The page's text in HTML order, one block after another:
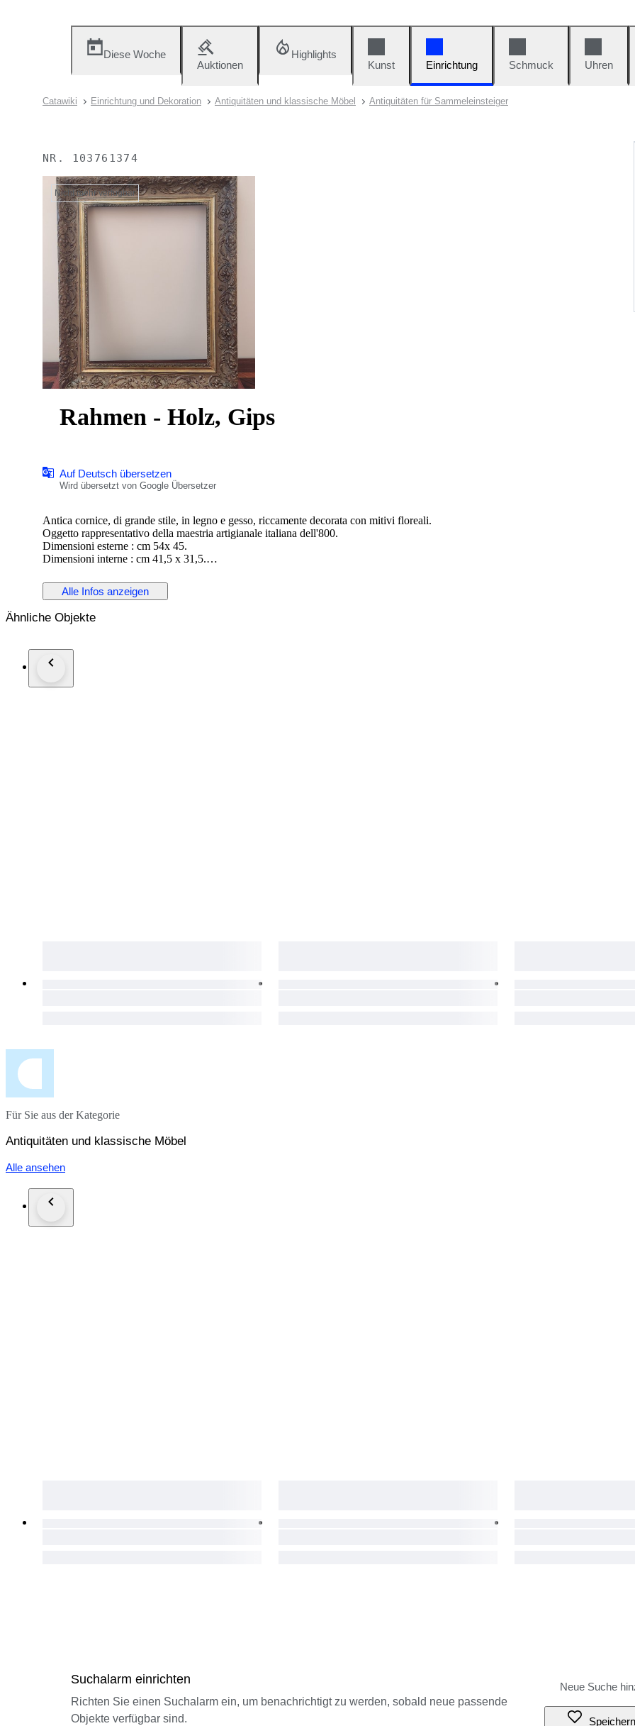
Diese Woche
Auktionen
Highlights
Kunst
Einrichtung Schmuck Uhren
Catawiki Einrichtung und Dekoration Antiquitäten und klassische Möbel Antiquitäten für Sammeleinsteiger
NR. 103761374
Nicht mehr verfügbar
Rahmen - Holz, Gips
Auf Deutsch übersetzen
Wird übersetzt von Google Übersetzer
Antica cornice, di grande stile, in legno e gesso, riccamente decorata con mitivi floreali.
Oggetto rappresentativo della maestria artigianale italiana dell'800.
Dimensioni esterne : cm 54x 45.
Dimensioni interne : cm 41,5 x 31,5.
Alle Infos anzeigen
Ähnliche Objekte
Für Sie aus der Kategorie
Antiquitäten und klassische Möbel
Alle ansehen
Suchalarm einrichten
Richten Sie einen Suchalarm ein, um benachrichtigt zu werden, sobald neue passende
Objekte verfügbar sind.
Speichern